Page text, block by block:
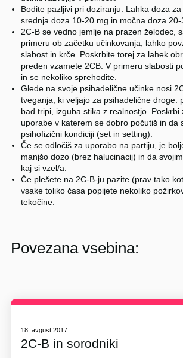
Bodite pazljivi pri doziranju. Lahka doza za
srednja doza 10-20 mg in močna doza 20-
2C-B se vedno jemlje na prazen želodec,
primeru ob začetku učinkovanja, lahko
slabost in krče. Poskrbite torej za lahek
preden vzamete 2CB. V primeru slabosti
in se nekoliko sprehodite.
Glede na svoje psihadelične učinke nosi
tveganja, ki veljajo za psihadelične droge:
bad tripi, izguba stika z realnostjo.
uporabe v katerem se dobro počutiš in da
psihofizični kondiciji (set in setting).
Če se odločiš za uporabo na partiju, je
manjšo dozo (brez halucinacij) in da
kaj si vzel/a.
Če plešete na 2C-B-ju pazite (prav tako
vsake toliko časa popijete nekoliko
tekočine.
Povezana vsebina:
18. avgust 2017
2C-B in sorodniki